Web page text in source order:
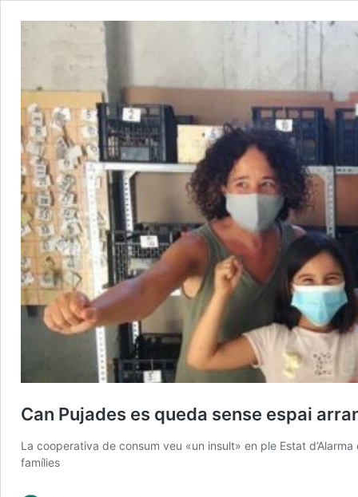
Can Pujades es queda sense espai
La cooperativa de consum veu «un insult» en ple Estat
famílies